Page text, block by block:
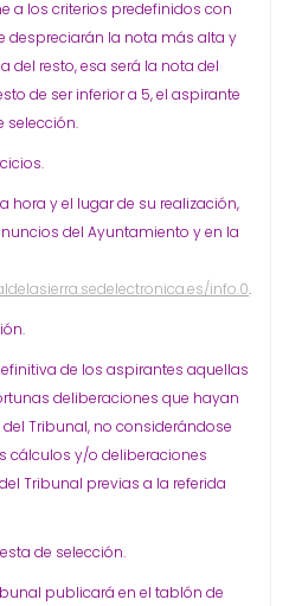
a los criterios predefinidos con
despreciarán la nota más alta y
del resto, esa será la nota del
de ser inferior a 5, el aspirante
selección.
hora y el lugar de su realización,
del Ayuntamiento y en la
info.0.
de los aspirantes aquellas
deliberaciones que hayan
Tribunal, no considerándose
cálculos y/o deliberaciones
Tribunal previas a la referida
de selección.
publicará en el tablón de